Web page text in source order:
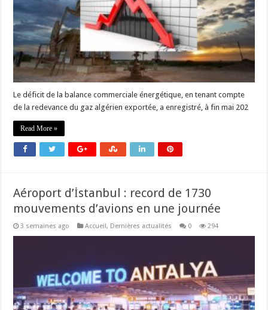
Le déficit de la balance commerciale énergétique, en tenant compte
de la redevance du gaz algérien exportée, a enregistré, à fin mai 202
Read More »
Aéroport d’İstanbul : record de 1730
mouvements d’avions en une journée
3 semaines ago Accueil, Dernières actualités 0 294